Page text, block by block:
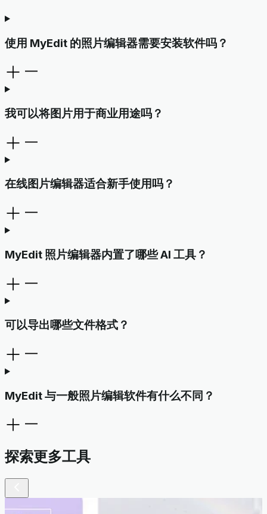
使用 MyEdit 的照片编辑器需要安装软件吗？
我可以将图片用于商业用途吗？
在线图片编辑器适合新手使用吗？
MyEdit 照片编辑器内置了哪些 AI 工具？
可以导出哪些文件格式？
MyEdit 与一般照片编辑软件有什么不同？
探索更多工具